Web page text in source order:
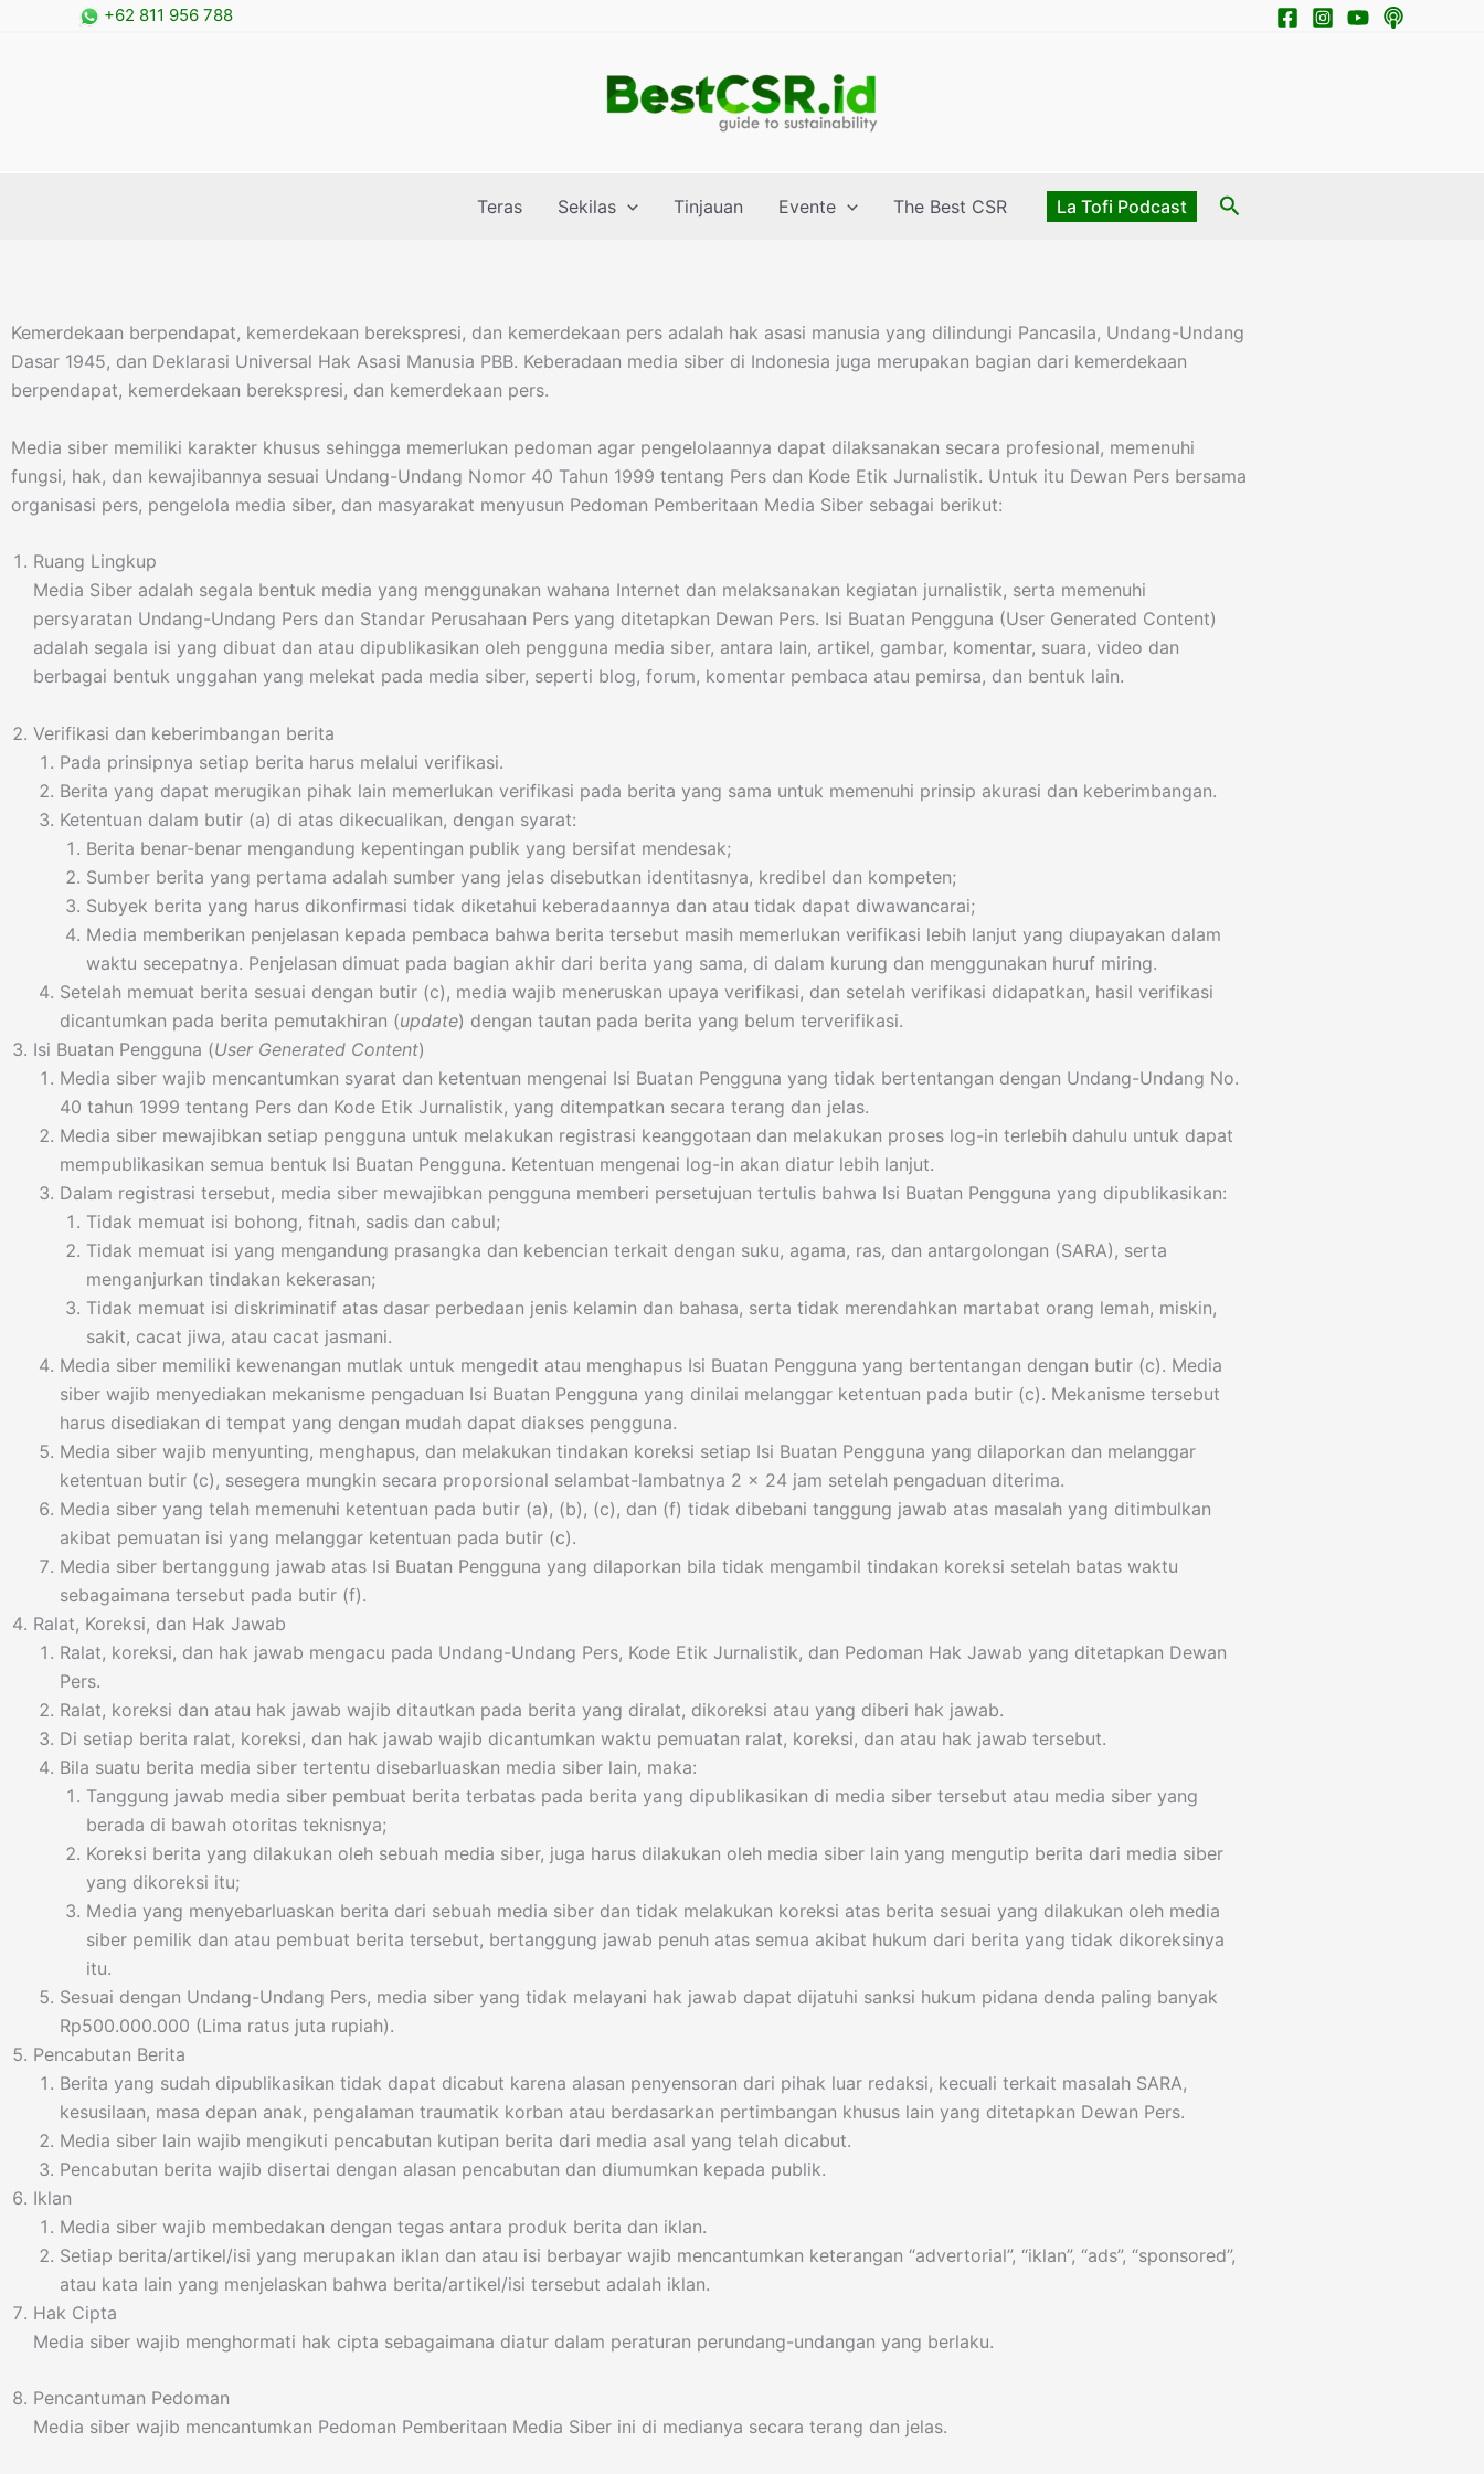
+62 811 956 788
Teras Sekilas Tinjauan Evente The Best CSR La Tofi Podcast Search
Kemerdekaan berpendapat, kemerdekaan berekspresi, dan kemerdekaan pers adalah hak asasi manusia yang dilindungi Pancasila, Undang-Undang
Dasar 1945, dan Deklarasi Universal Hak Asasi Manusia PBB. Keberadaan media siber di Indonesia juga merupakan bagian dari kemerdekaan
berpendapat, kemerdekaan berekspresi, dan kemerdekaan pers.
Media siber memiliki karakter khusus sehingga memerlukan pedoman agar pengelolaannya dapat dilaksanakan secara profesional, memenuhi
fungsi, hak, dan kewajibannya sesuai Undang-Undang Nomor 40 Tahun 1999 tentang Pers dan Kode Etik Jurnalistik. Untuk itu Dewan Pers bersama
organisasi pers, pengelola media siber, dan masyarakat menyusun Pedoman Pemberitaan Media Siber sebagai berikut:
Ruang Lingkup
Media Siber adalah segala bentuk media yang menggunakan wahana Internet dan melaksanakan kegiatan jurnalistik, serta memenuhi
persyaratan Undang-Undang Pers dan Standar Perusahaan Pers yang ditetapkan Dewan Pers. Isi Buatan Pengguna (User Generated Content)
adalah segala isi yang dibuat dan atau dipublikasikan oleh pengguna media siber, antara lain, artikel, gambar, komentar, suara, video dan
berbagai bentuk unggahan yang melekat pada media siber, seperti blog, forum, komentar pembaca atau pemirsa, dan bentuk lain.
Verifikasi dan keberimbangan berita
Pada prinsipnya setiap berita harus melalui verifikasi.
Berita yang dapat merugikan pihak lain memerlukan verifikasi pada berita yang sama untuk memenuhi prinsip akurasi dan keberimbangan.
Ketentuan dalam butir (a) di atas dikecualikan, dengan syarat:
Berita benar-benar mengandung kepentingan publik yang bersifat mendesak;
Sumber berita yang pertama adalah sumber yang jelas disebutkan identitasnya, kredibel dan kompeten;
Subyek berita yang harus dikonfirmasi tidak diketahui keberadaannya dan atau tidak dapat diwawancarai;
Media memberikan penjelasan kepada pembaca bahwa berita tersebut masih memerlukan verifikasi lebih lanjut yang diupayakan dalam
waktu secepatnya. Penjelasan dimuat pada bagian akhir dari berita yang sama, di dalam kurung dan menggunakan huruf miring.
Setelah memuat berita sesuai dengan butir (c), media wajib meneruskan upaya verifikasi, dan setelah verifikasi didapatkan, hasil verifikasi
dicantumkan pada berita pemutakhiran (update) dengan tautan pada berita yang belum terverifikasi.
Isi Buatan Pengguna (User Generated Content)
Media siber wajib mencantumkan syarat dan ketentuan mengenai Isi Buatan Pengguna yang tidak bertentangan dengan Undang-Undang No.
40 tahun 1999 tentang Pers dan Kode Etik Jurnalistik, yang ditempatkan secara terang dan jelas.
Media siber mewajibkan setiap pengguna untuk melakukan registrasi keanggotaan dan melakukan proses log-in terlebih dahulu untuk dapat
mempublikasikan semua bentuk Isi Buatan Pengguna. Ketentuan mengenai log-in akan diatur lebih lanjut.
Dalam registrasi tersebut, media siber mewajibkan pengguna memberi persetujuan tertulis bahwa Isi Buatan Pengguna yang dipublikasikan:
Tidak memuat isi bohong, fitnah, sadis dan cabul;
Tidak memuat isi yang mengandung prasangka dan kebencian terkait dengan suku, agama, ras, dan antargolongan (SARA), serta
menganjurkan tindakan kekerasan;
Tidak memuat isi diskriminatif atas dasar perbedaan jenis kelamin dan bahasa, serta tidak merendahkan martabat orang lemah, miskin,
sakit, cacat jiwa, atau cacat jasmani.
Media siber memiliki kewenangan mutlak untuk mengedit atau menghapus Isi Buatan Pengguna yang bertentangan dengan butir (c). Media
siber wajib menyediakan mekanisme pengaduan Isi Buatan Pengguna yang dinilai melanggar ketentuan pada butir (c). Mekanisme tersebut
harus disediakan di tempat yang dengan mudah dapat diakses pengguna.
Media siber wajib menyunting, menghapus, dan melakukan tindakan koreksi setiap Isi Buatan Pengguna yang dilaporkan dan melanggar
ketentuan butir (c), sesegera mungkin secara proporsional selambat-lambatnya 2 x 24 jam setelah pengaduan diterima.
Media siber yang telah memenuhi ketentuan pada butir (a), (b), (c), dan (f) tidak dibebani tanggung jawab atas masalah yang ditimbulkan
akibat pemuatan isi yang melanggar ketentuan pada butir (c).
Media siber bertanggung jawab atas Isi Buatan Pengguna yang dilaporkan bila tidak mengambil tindakan koreksi setelah batas waktu
sebagaimana tersebut pada butir (f).
Ralat, Koreksi, dan Hak Jawab
Ralat, koreksi, dan hak jawab mengacu pada Undang-Undang Pers, Kode Etik Jurnalistik, dan Pedoman Hak Jawab yang ditetapkan Dewan
Pers.
Ralat, koreksi dan atau hak jawab wajib ditautkan pada berita yang diralat, dikoreksi atau yang diberi hak jawab.
Di setiap berita ralat, koreksi, dan hak jawab wajib dicantumkan waktu pemuatan ralat, koreksi, dan atau hak jawab tersebut.
Bila suatu berita media siber tertentu disebarluaskan media siber lain, maka:
Tanggung jawab media siber pembuat berita terbatas pada berita yang dipublikasikan di media siber tersebut atau media siber yang
berada di bawah otoritas teknisnya;
Koreksi berita yang dilakukan oleh sebuah media siber, juga harus dilakukan oleh media siber lain yang mengutip berita dari media siber
yang dikoreksi itu;
Media yang menyebarluaskan berita dari sebuah media siber dan tidak melakukan koreksi atas berita sesuai yang dilakukan oleh media
siber pemilik dan atau pembuat berita tersebut, bertanggung jawab penuh atas semua akibat hukum dari berita yang tidak dikoreksinya
itu.
Sesuai dengan Undang-Undang Pers, media siber yang tidak melayani hak jawab dapat dijatuhi sanksi hukum pidana denda paling banyak
Rp500.000.000 (Lima ratus juta rupiah).
Pencabutan Berita
Berita yang sudah dipublikasikan tidak dapat dicabut karena alasan penyensoran dari pihak luar redaksi, kecuali terkait masalah SARA,
kesusilaan, masa depan anak, pengalaman traumatik korban atau berdasarkan pertimbangan khusus lain yang ditetapkan Dewan Pers.
Media siber lain wajib mengikuti pencabutan kutipan berita dari media asal yang telah dicabut.
Pencabutan berita wajib disertai dengan alasan pencabutan dan diumumkan kepada publik.
Iklan
Media siber wajib membedakan dengan tegas antara produk berita dan iklan.
Setiap berita/artikel/isi yang merupakan iklan dan atau isi berbayar wajib mencantumkan keterangan “advertorial”, “iklan”, “ads”, “sponsored”,
atau kata lain yang menjelaskan bahwa berita/artikel/isi tersebut adalah iklan.
Hak Cipta
Media siber wajib menghormati hak cipta sebagaimana diatur dalam peraturan perundang-undangan yang berlaku.
Pencantuman Pedoman
Media siber wajib mencantumkan Pedoman Pemberitaan Media Siber ini di medianya secara terang dan jelas.